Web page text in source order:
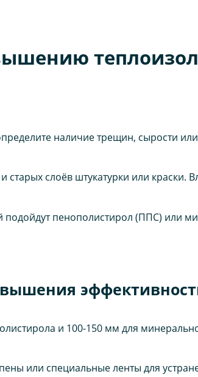
наличие трещин, сырости
старых слоёв штукатурки или
подойдут пенополистирол (ППС) или
и 100-150 мм для
или специальные ленты для